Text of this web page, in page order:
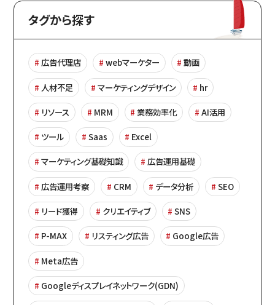
タグから探す
広告代理店 webマーケター 動画
人材不足 マーケティングデザイン hr
リソース MRM 業務効率化 AI活用
ツール Saas Excel
マーケティング基礎知識 広告運用基礎
広告運用考察 CRM データ分析 SEO
リード獲得 クリエイティブ SNS
P-MAX リスティング広告 Google広告
Meta広告
Googleディスプレイネットワーク(GDN)